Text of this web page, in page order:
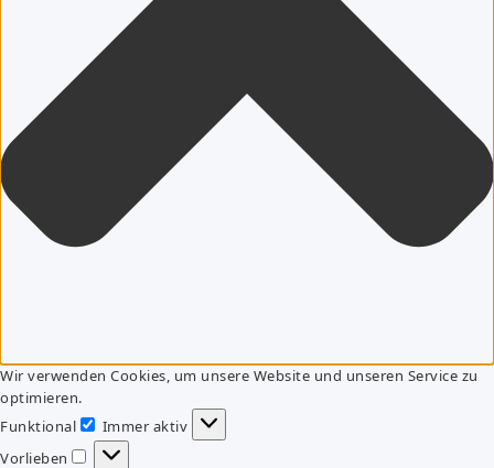
Wir verwenden Cookies, um unsere Website und unseren Service zu
optimieren.
Funktional
Funktional
Immer aktiv
Vorlieben